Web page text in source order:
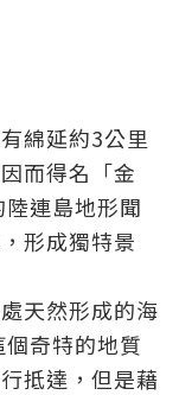
綿延約3公里
而得名「金
連島地形聞
形成獨特景
天然形成的海
個奇特的地質
抵達，但是藉